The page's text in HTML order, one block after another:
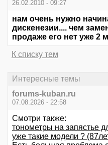
26.02.2010 - 09:27
нам очень нужно
дискенезии.... чем
продаже его нет уже 2
К списку тем
Интересные темы
forums-kuban.ru
07.08.2026 - 22:58
Смотри также:
тонометры на запястье
уже такие модели ?